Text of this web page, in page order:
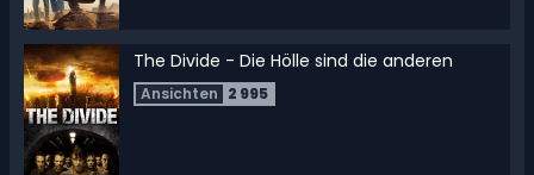
The Divide - Die Hölle sind die anderen
Ansichten 2 995